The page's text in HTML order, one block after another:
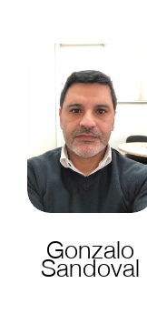
Gonzalo
Sandoval